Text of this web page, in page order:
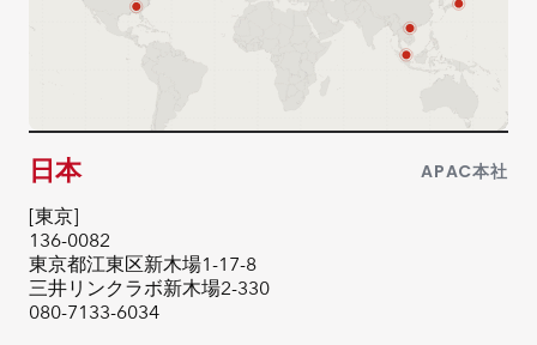
日本 APAC本社
[東京]
136-0082
東京都江東区新木場1-17-8
三井リンクラボ新木場2-330
080-7133-6034